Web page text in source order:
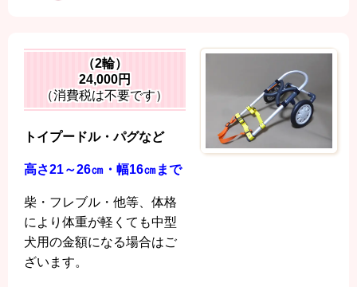
（2輪）
24,000円
（消費税は不要です）
トイプードル・パグなど
高さ21～26㎝・幅16㎝まで
柴・フレブル・ 他等、体格
により体重が軽くても中型
犬用の金額になる場合はご
ざいます。